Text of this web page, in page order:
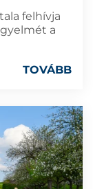
felhívja
a
TOVÁBB